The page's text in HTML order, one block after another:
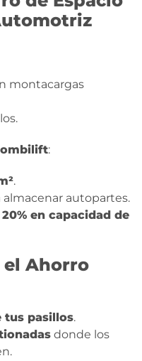
montacargas
:
.
almacenar autopartes.
20% en capacidad de
el Ahorro
tus pasillos.
donde los